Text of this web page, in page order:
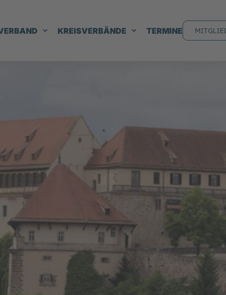
KREISVERBÄNDE TERMINE